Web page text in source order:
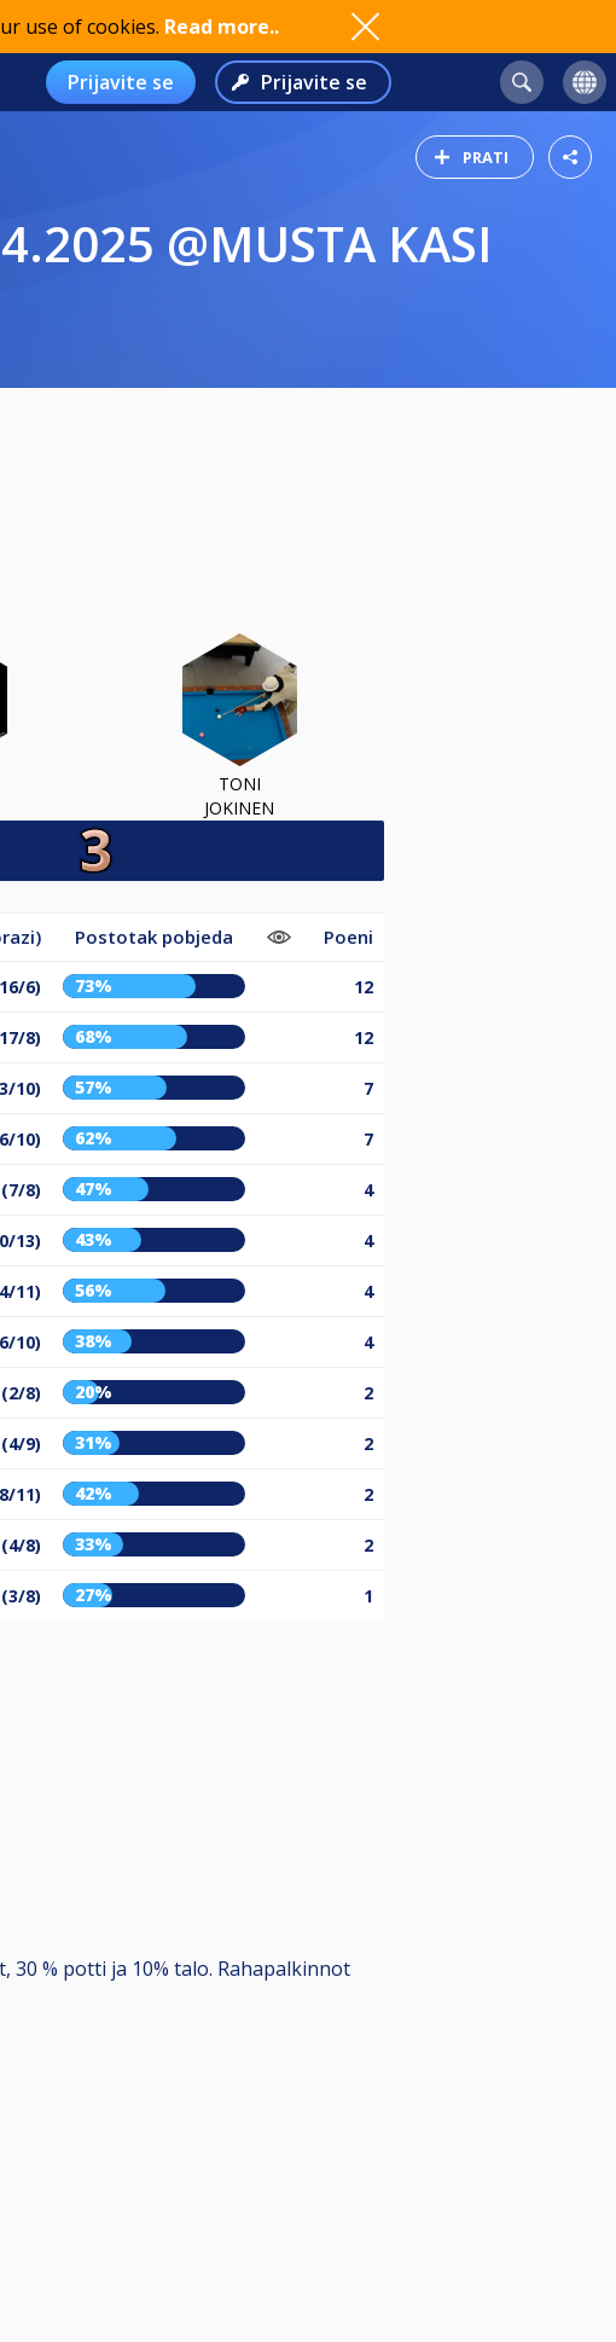
use of cookies. Read more..
Prijavite se Prijavite se
PRATI
@MUSTA KASI
TONI
JOKINEN
Postotak pobjeda Poeni
6) 73% 12
8) 68% 12
10) 57% 7
10) 62% 7
8) 47% 4
13) 43% 4
11) 56% 4
10) 38% 4
8) 20% 2
9) 31% 2
11) 42% 2
8) 33% 2
8) 27% 1
% potti ja 10% talo. Rahapalkinnot